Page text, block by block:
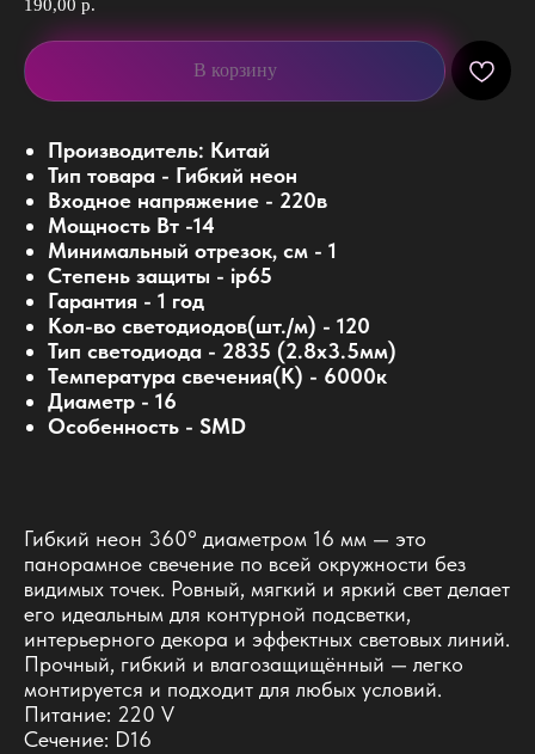
190,00 р.
В корзину
Производитель: Китай
Тип товара - Гибкий неон
Входное напряжение - 220в
Мощность Вт -14
Минимальный отрезок, см - 1
Степень защиты - ip65
Гарантия - 1 год
Кол-во светодиодов(шт./м) - 120
Тип светодиода - 2835 (2.8x3.5мм)
Температура свечения(К) - 6000к
Диаметр - 16
Особенность - SMD
Гибкий неон 360° диаметром 16 мм — это
панорамное свечение по всей окружности без
видимых точек. Ровный, мягкий и яркий свет делает
его идеальным для контурной подсветки,
интерьерного декора и эффектных световых линий.
Прочный, гибкий и влагозащищённый — легко
монтируется и подходит для любых условий.
Питание: 220 V
Сечение: D16